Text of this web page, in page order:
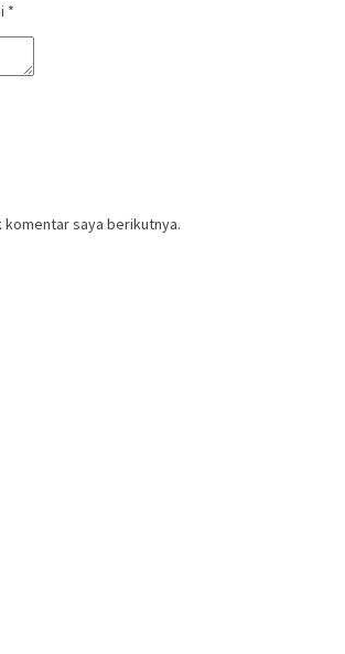
*
komentar saya berikutnya.